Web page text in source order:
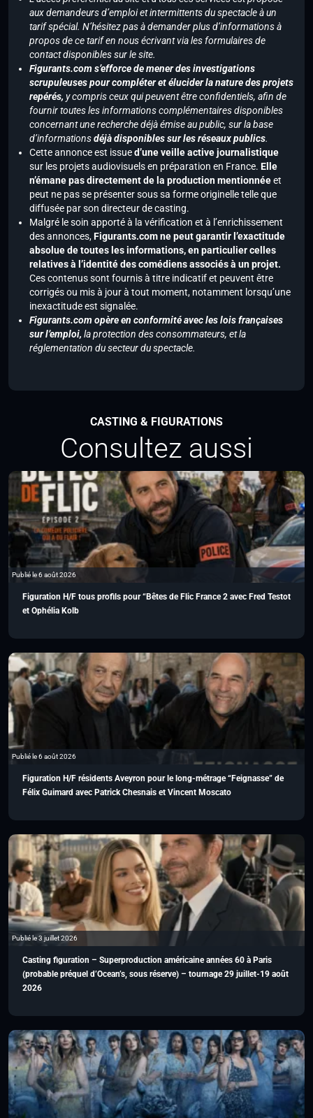
aux demandeurs d’emploi et intermittents du spectacle à un
tarif spécial. N’hésitez pas à demander plus d’informations à
propos de ce tarif en nous écrivant via les formulaires de
contact disponibles sur le site.
Figurants.com s’efforce de mener des investigations
scrupuleuses pour compléter et élucider la nature des projets
repérés, y compris ceux qui peuvent être confidentiels, afin de
fournir toutes les informations complémentaires disponibles
concernant une recherche déjà émise au public, sur la base
d’informationsdéjà disponibles sur les réseaux publics.
Cette annonce est issued’une veille active journalistique
sur les projets audiovisuels en préparation en France. Elle
n’émane pas directement de la production mentionnéeet
peut ne pas se présenter sous sa forme originelle telle que
diffusée par son directeur de casting.
Malgré le soin apporté à la vérification et à l’enrichissement
des annonces,Figurants.com ne peut garantir l’exactitude
absolue de toutes les informations, en particulier celles
relatives à l’identité des comédiens associés à un projet.
Ces contenus sont fournis à titre indicatif et peuvent être
corrigés ou mis à jour à tout moment, notamment lorsqu’une
inexactitude est signalée.
Figurants.com opère en conformité avec les lois françaises
sur l’emploi, la protection des consommateurs, et la
réglementation du secteur du spectacle.
CASTING & FIGURATIONS
Consultez aussi
Publié le 6 août 2026
Figuration H/F tous profils pour “Bêtes de Flic France 2 avec Fred Testot
et Ophélia Kolb
Publié le 6 août 2026
Figuration H/F résidents Aveyron pour le long-métrage “Feignasse” de
Félix Guimard avec Patrick Chesnais et Vincent Moscato
Publié le 3 juillet 2026
Casting figuration – Superproduction américaine années 60 à Paris
(probable préquel d’Ocean’s, sous réserve) – tournage 29 juillet-19 août
2026